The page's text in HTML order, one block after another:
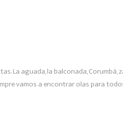
La aguada, la balconada,
vamos a encontrar olas para